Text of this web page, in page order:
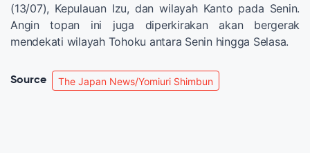
(13/07), Kepulauan Izu, dan wilayah Kanto pada Senin.
Angin topan ini juga diperkirakan akan bergerak
mendekati wilayah Tohoku antara Senin hingga Selasa.
Source The Japan News/Yomiuri Shimbun